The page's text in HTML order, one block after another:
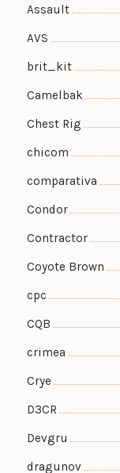
Assault
AVS
brit_kit
Camelbak
Chest Rig
chicom
comparativa
Condor
Contractor
Coyote Brown
cpc
CQB
crimea
Crye
D3CR
Devgru
dragunov